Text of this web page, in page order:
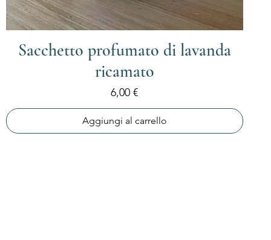
Sacchetto profumato di lavanda
ricamato
Prezzo
6,00 €
Aggiungi al carrello